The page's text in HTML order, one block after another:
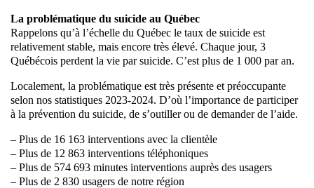
La problématique du suicide au Québec
Rappelons qu’à l’échelle du Québec le taux de suicide est
relativement stable, mais encore très élevé. Chaque jour, 3
Québécois perdent la vie par suicide. C’est plus de 1 000 par an.
Localement, la problématique est très présente et préoccupante
selon nos statistiques 2023-2024. D’où l’importance de participer
à la prévention du suicide, de s’outiller ou de demander de l’aide.
– Plus de 16 163 interventions avec la clientèle
– Plus de 12 863 interventions téléphoniques
– Plus de 574 693 minutes interventions auprès des usagers
– Plus de 2 830 usagers de notre région